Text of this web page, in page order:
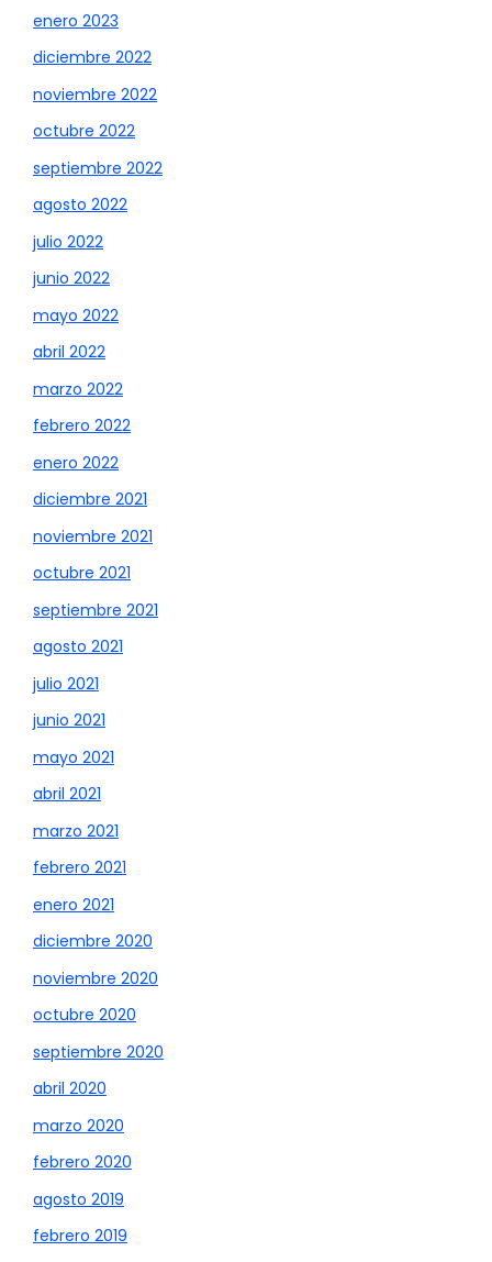
enero 2023
diciembre 2022
noviembre 2022
octubre 2022
septiembre 2022
agosto 2022
julio 2022
junio 2022
mayo 2022
abril 2022
marzo 2022
febrero 2022
enero 2022
diciembre 2021
noviembre 2021
octubre 2021
septiembre 2021
agosto 2021
julio 2021
junio 2021
mayo 2021
abril 2021
marzo 2021
febrero 2021
enero 2021
diciembre 2020
noviembre 2020
octubre 2020
septiembre 2020
abril 2020
marzo 2020
febrero 2020
agosto 2019
febrero 2019